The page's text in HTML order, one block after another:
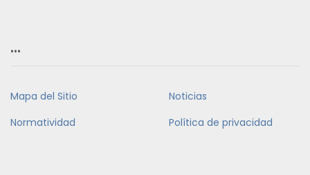
…
Mapa del Sitio
Noticias
Normatividad
Política de privacidad